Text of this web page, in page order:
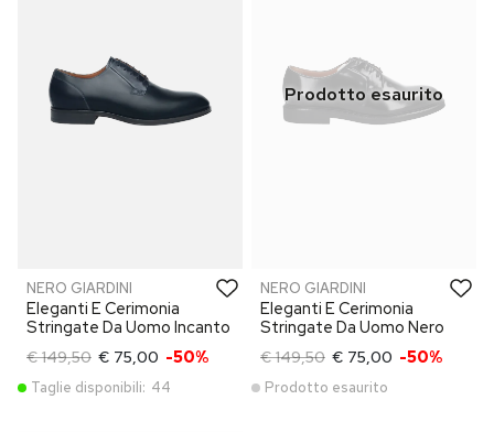
NERO GIARDINI
Eleganti E Cerimonia
Stringate Da Uomo Incanto
€ 149,50 € 75,00 -50%
Taglie disponibili: 44
NERO GIARDINI
Eleganti E Cerimonia
Stringate Da Uomo Nero
€ 149,50 € 75,00 -50%
Prodotto esaurito